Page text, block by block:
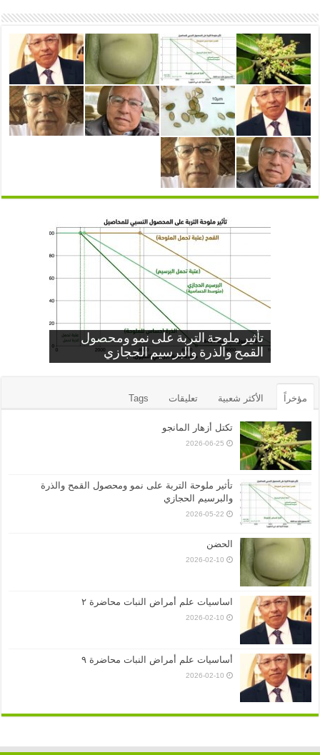
تكتل أزهار المانجو
تأثير ملوحة التربة على نمو ومحصول
القمح والذرة والبرسيم الحجازي
الحضن
اساسيات علم أمراض النبات محاضرة ٢
أساسيات علم أمراض النبات محاضرة ٩
مؤخراً الأكثر شعبية تعليقات Tags
تكتل أزهار المانجو
2026-06-25
تأثير ملوحة التربة على نمو ومحصول القمح والذرة
والبرسيم الحجازي
2026-05-22
الحضن
2026-02-10
اساسيات علم أمراض النبات محاضرة ٢
2026-02-10
أساسيات علم أمراض النبات محاضرة ٩
2026-02-10